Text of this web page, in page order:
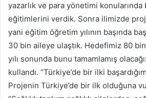
yazarlık ve para yönetimi
eğitimlerini verdik. Sonra ilimizde
yani eğitim öğretim yılının başında
30 bin aileye ulaştık. Hedefimiz 80
yılı sonunda bunu tamamlamış
kullandı. “Türkiye’de bir ilki
Projenin Türkiye’de bir ilk olduğuna